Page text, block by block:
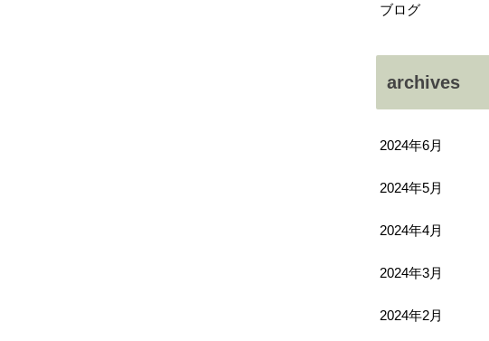
ブログ
archives
2024年6月
2024年5月
2024年4月
2024年3月
2024年2月